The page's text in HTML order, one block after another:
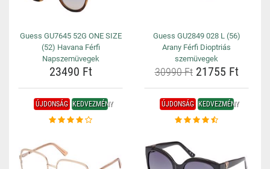
Guess GU7645 52G ONE SIZE
(52) Havana Férfi
Napszemüvegek
23490 Ft
Guess GU2849 028 L (56)
Arany Férfi Dioptriás
szemüvegek
30990 Ft21755 Ft
ÚJDONSÁG KEDVEZMÉNY ÚJDONSÁG KEDVEZMÉNY